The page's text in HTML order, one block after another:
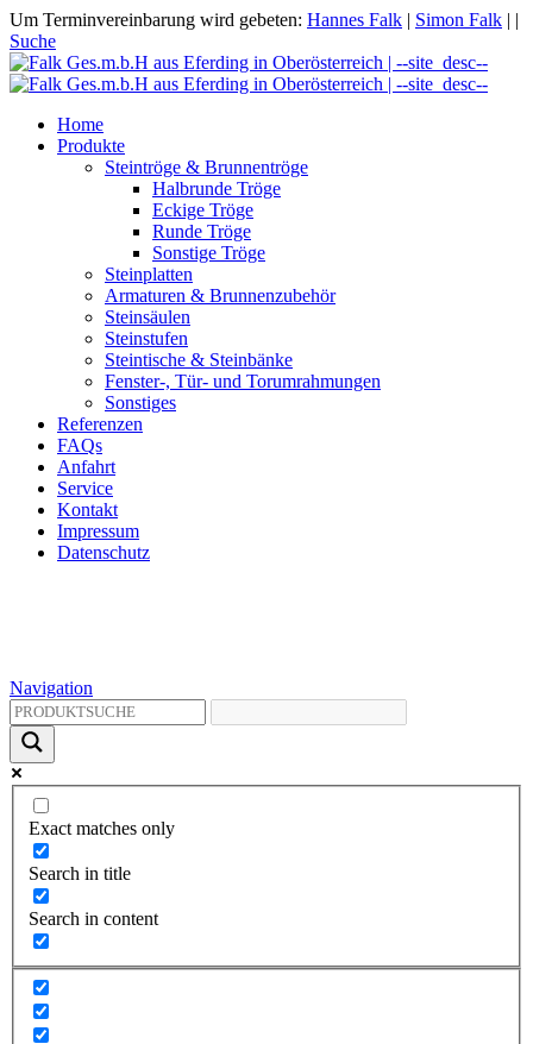
Um Terminvereinbarung wird gebeten: Hannes Falk | Simon Falk | |
Suche
Home
Produkte
Steintröge & Brunnentröge
Halbrunde Tröge
Eckige Tröge
Runde Tröge
Sonstige Tröge
Steinplatten
Armaturen & Brunnenzubehör
Steinsäulen
Steinstufen
Steintische & Steinbänke
Fenster-, Tür- und Torumrahmungen
Sonstiges
Referenzen
FAQs
Anfahrt
Service
Kontakt
Impressum
Datenschutz
Navigation
Exact matches only
Search in title
Search in content